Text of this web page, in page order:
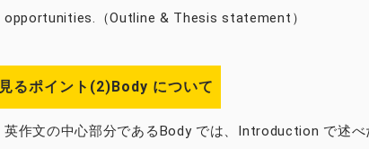
opportunities.（Outline & Thesis statement）
見るポイント(2)Body について
英作文の中心部分であるBody では、Introduction で述